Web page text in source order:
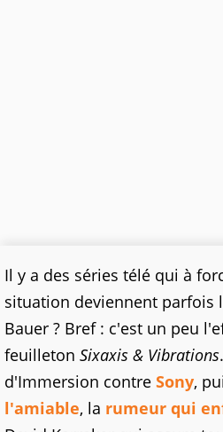
Il y a des séries télé qui à
situation deviennent parfois
Bauer ? Bref : c'est un peu
feuilleton Sixaxis & Vibrations
d'Immersion contre Sony,
l'amiable, la rumeur qui